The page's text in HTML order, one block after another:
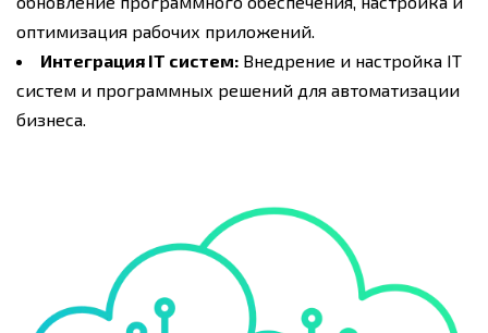
оптимизация рабочих приложений.
Интеграция IT систем: Внедрение и настройка IT
систем и программных решений для автоматизации
бизнеса.